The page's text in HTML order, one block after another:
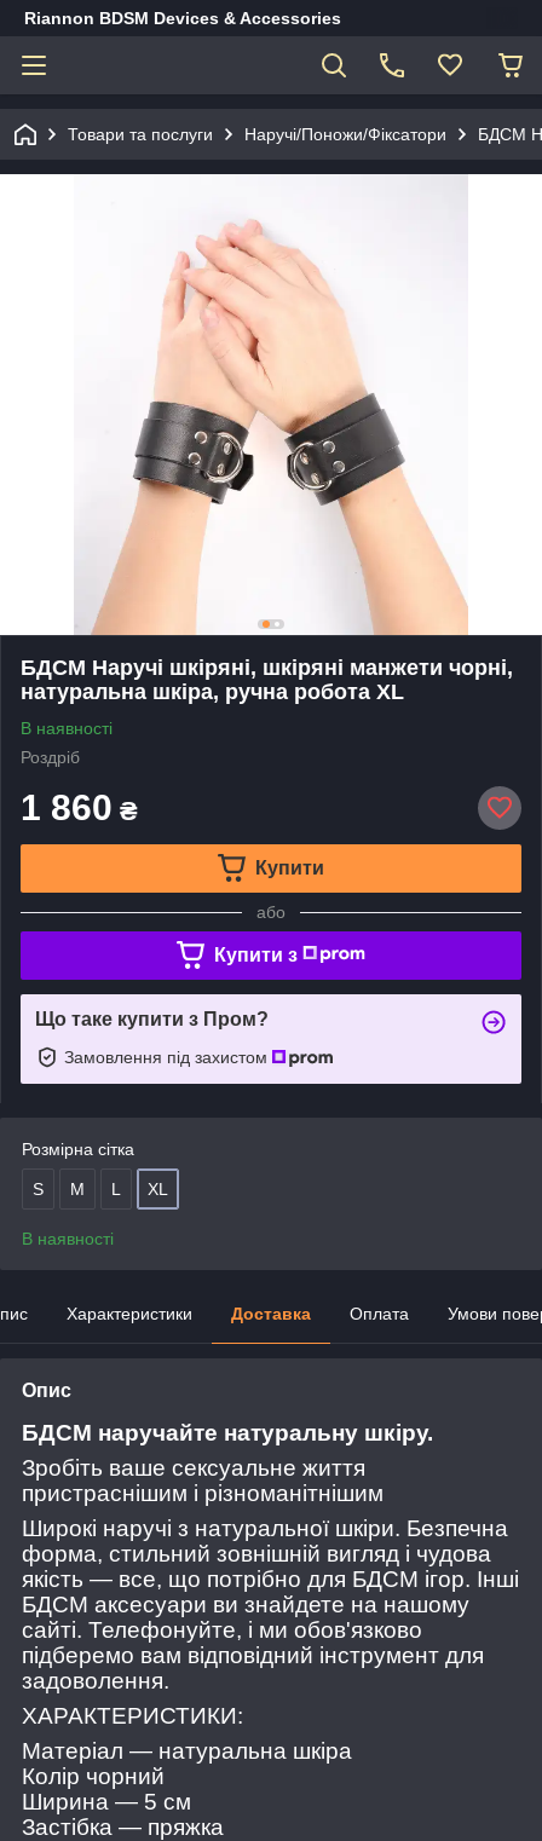
Riannon BDSM Devices & Accessories
Товари та послуги Наручі/Поножи/Фіксатори БДСМ
БДСМ Наручі шкіряні, шкіряні манжети чорні,
натуральна шкіра, ручна робота ХL
В наявності
Роздріб
1 860 ₴
Купити
або
Купити з
Що таке купити з Пром?
Замовлення під захистом
Розмірна сітка
S М L ХL
В наявності
Характеристики Доставка Оплата Умови
Опис
БДСМ наручайте натуральну шкіру.
Зробіть ваше сексуальне життя
пристраснішим і різноманітнішим
Широкі наручі з натуральної шкіри. Безпечна
форма, стильний зовнішній вигляд і чудова
якість — все, що потрібно для БДСМ ігор. Інші
БДСМ аксесуари ви знайдете на нашому
сайті. Телефонуйте, і ми обов'язково
підберемо вам відповідний інструмент для
задоволення.
ХАРАКТЕРИСТИКИ:
Матеріал — натуральна шкіра
Колір чорний
Ширина — 5 см
Застібка — пряжка